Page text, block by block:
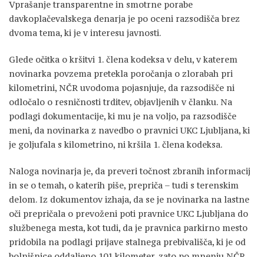
Vprašanje transparentne in smotrne porabe
davkoplačevalskega denarja je po oceni razsodišča brez
dvoma tema, ki je v interesu javnosti.
Glede očitka o kršitvi 1. člena kodeksa v delu, v katerem
novinarka povzema pretekla poročanja o zlorabah pri
kilometrini, NČR uvodoma pojasnjuje, da razsodišče ni
odločalo o resničnosti trditev, objavljenih v članku. Na
podlagi dokumentacije, ki mu je na voljo, pa razsodišče
meni, da novinarka z navedbo o pravnici UKC Ljubljana, ki
je goljufala s kilometrino, ni kršila 1. člena kodeksa.
Naloga novinarja je, da preveri točnost zbranih informacij
in se o temah, o katerih piše, prepriča – tudi s terenskim
delom. Iz dokumentov izhaja, da se je novinarka na lastne
oči prepričala o prevoženi poti pravnice UKC Ljubljana do
službenega mesta, kot tudi, da je pravnica parkirno mesto
pridobila na podlagi prijave stalnega prebivališča, ki je od